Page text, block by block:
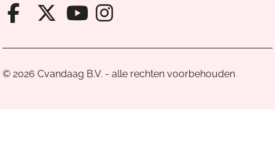
Facebook van Cvandaag
X van Cvandaag
Instagram van
© 2026 Cvandaag B.V. - alle rechten voorbehouden